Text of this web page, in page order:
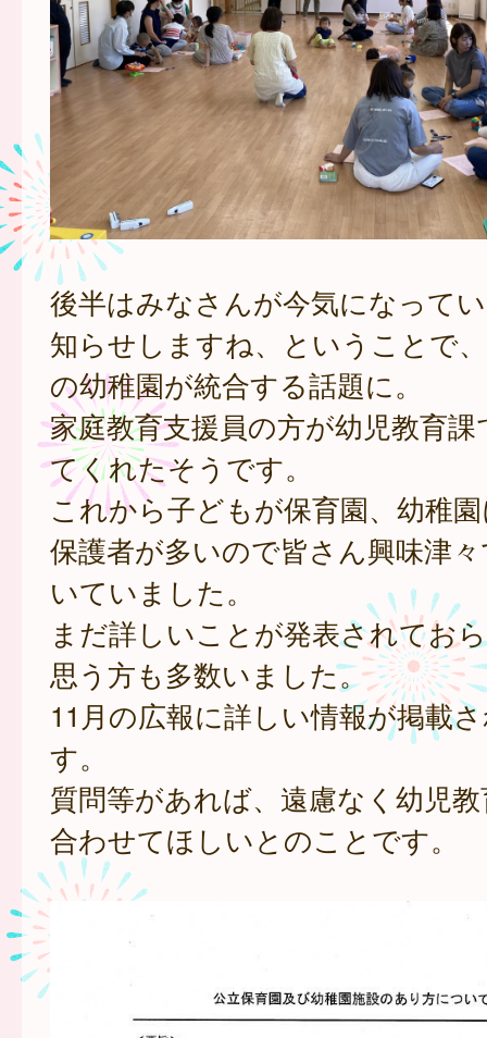
後半はみなさんが今気になって
知らせしますね、ということで
の幼稚園が統合する話題に。
家庭教育支援員の方が幼児教育
てくれたそうです。
これから子どもが保育園、幼稚
保護者が多いので皆さん興味津
いていました。
まだ詳しいことが発表されてお
思う方も多数いました。
11月の広報に詳しい情報が掲載
す。
質問等があれば、遠慮なく幼児
合わせてほしいとのことです。